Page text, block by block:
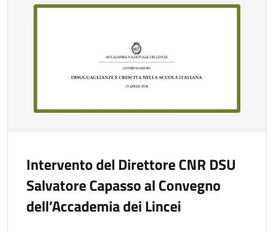
Intervento del Direttore CNR DSU
Salvatore Capasso al Convegno
dell’Accademia dei Lincei